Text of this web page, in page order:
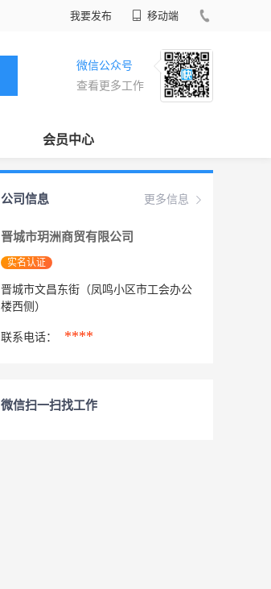
我要发布 移动端
微信公众号
查看更多工作
会员中心
更多信息
公司信息
晋城市玥洲商贸有限公司
实名认证
晋城市文昌东街（凤鸣小区市工会办公
楼西侧）
联系电话： ****
微信扫一扫找工作